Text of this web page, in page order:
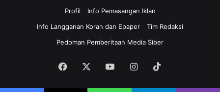
Profil
Info Pemasangan Iklan
Info Langganan Koran dan Epaper
Tim Redaksi
Pedoman Pemberitaan Media Siber
Facebook YouTubeInstagram